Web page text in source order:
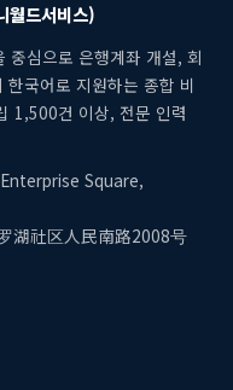
드서비스)
중심으로 은행계좌 개설, 회
한국어로 지원하는 종합 비
1,500건 이상, 전문 인력
Square,
湖社区人民南路2008号